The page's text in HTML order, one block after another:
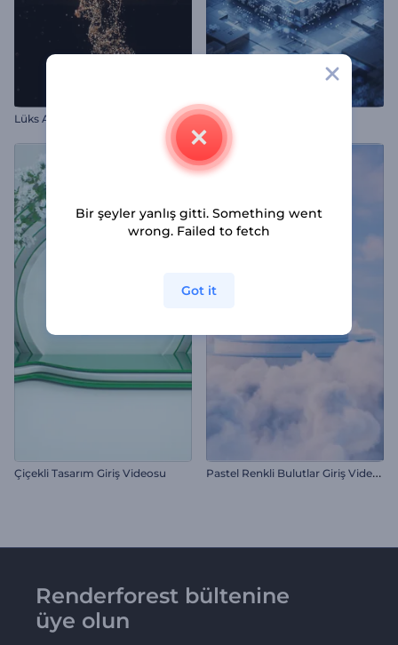
Lüks Altın Parçacıklar İntro Fütürstik Teknolojik İntro
Çiçekli Tasarım Giriş Videosu P
astel Renkli Bulutlar Giriş Videosu
Renderforest bültenine
üye olun
Bir şeyler yanlış gitti. Something went
wrong. Failed to fetch
Got it